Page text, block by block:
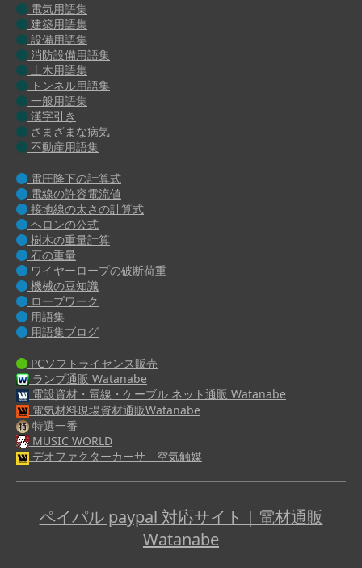
電気用語集
建築用語集
設備用語集
消防設備用語集
土木用語集
トンネル用語集
一般用語集
漢字引き
さまざまな病気
不動産用語集
電圧降下の計算式
電線の許容電流値
接地線の太さの計算式
ヘロンの公式
樹木の重量計算
石の重量
ワイヤーロープの破断荷重
機械の豆知識
ロープワーク
用語集
用語集ブログ
PCソフトライセンス販売
ランプ通販 Watanabe
電設資材・電線・ケーブル ネット通販 Watanabe
電気材料現場資材通販Watanabe
特選一番
MUSIC WORLD
デオファクターカーサ 空気触媒
ペイパル paypal 対応サイト｜電材通販
Watanabe